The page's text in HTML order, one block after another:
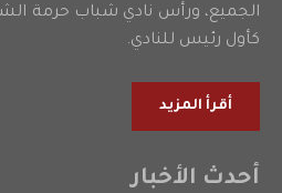
الجميع، ورأس نادي شباب حرمة
كأول رئيس للنادي.
أقرأ المزيد
أحدث الأخبار